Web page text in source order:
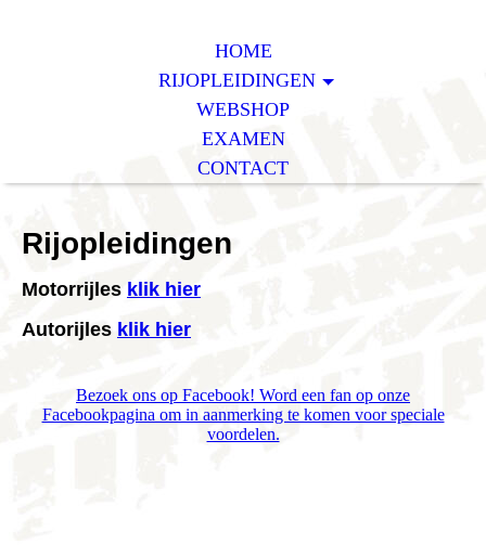
HOME
RIJOPLEIDINGEN
WEBSHOP
EXAMEN
CONTACT
Rijopleidingen
Motorrijles klik hier
Autorijles klik hier
Bezoek ons op Facebook! Word een fan op onze
Facebookpagina om in aanmerking te komen voor speciale
voordelen.